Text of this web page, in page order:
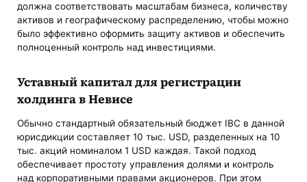
должна соответствовать масштабам бизнеса, количеству
активов и географическому распределению, чтобы можно
было эффективно оформить защиту активов и обеспечить
полноценный контроль над инвестициями.
Уставный капитал для регистрации
холдинга в Невисе
Обычно стандартный обязательный бюджет IBC в данной
юрисдикции составляет 10 тыс. USD, разделенных на 10
тыс. акций номиналом 1 USD каждая. Такой подход
обеспечивает простоту управления долями и контроль
над корпоративными правами акционеров. При этом